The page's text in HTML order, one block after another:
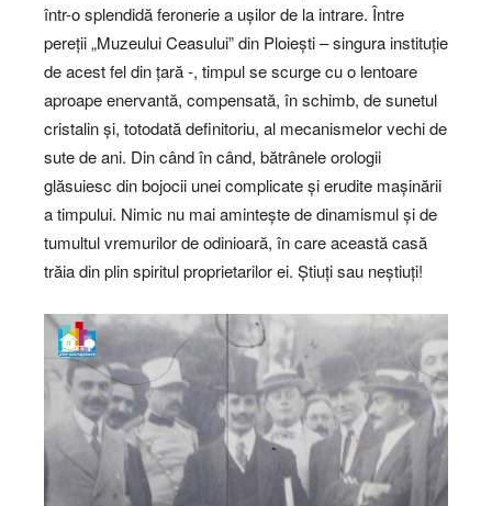
într-o splendidă feronerie a ușilor de la intrare. Între
pereții „Muzeului Ceasului” din Ploiești – singura instituție
de acest fel din țară -, timpul se scurge cu o lentoare
aproape enervantă, compensată, în schimb, de sunetul
cristalin și, totodată definitoriu, al mecanismelor vechi de
sute de ani. Din când în când, bătrânele orologii
glăsuiesc din bojocii unei complicate și erudite mașinării
a timpului. Nimic nu mai amintește de dinamismul și de
tumultul vremurilor de odinioară, în care această casă
trăia din plin spiritul proprietarilor ei. Știuți sau neștiuți!